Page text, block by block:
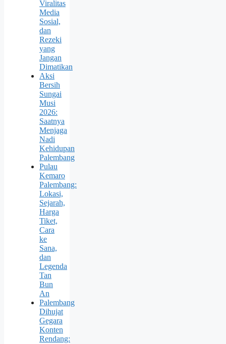
Viralitas
Media
Sosial,
dan
Rezeki
yang
Jangan
Dimatikan
Aksi
Bersih
Sungai
Musi
2026:
Saatnya
Menjaga
Nadi
Kehidupan
Palembang
Pulau
Kemaro
Palembang:
Lokasi,
Sejarah,
Harga
Tiket,
Cara
ke
Sana,
dan
Legenda
Tan
Bun
An
Palembang
Dihujat
Gegara
Konten
Rendang: